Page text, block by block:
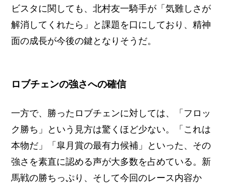
ビスタに関しても、北村友一騎手が「気難しさが
解消してくれたら」と課題を口にしており、精神
面の成長が今後の鍵となりそうだ。
ロブチェンの強さへの確信
一方で、勝ったロブチェンに対しては、「フロッ
ク勝ち」という見方は驚くほど少ない。「これは
本物だ」「皐月賞の最有力候補」といった、その
強さを素直に認める声が大多数を占めている。新
馬戦の勝ちっぷり、そして今回のレース内容か